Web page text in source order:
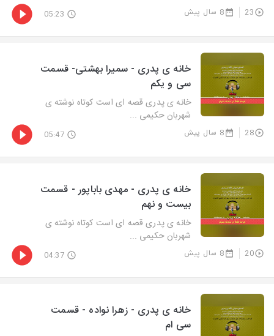
23 8 سال پیش 05:23
خانه ی پدری - سمیرا بهشتی- قسمت
سی و یکم
خانه ی پدری قصه ای است کوتاه نوشته ی
شهربان حکیمی ...
28 8 سال پیش 05:47
خانه ی پدری - مهدی باباپور - قسمت
بیست و نهم
خانه ی پدری قصه ای است کوتاه نوشته ی
شهربان حکیمی ...
20 8 سال پیش 04:37
خانه ی پدری - زهرا نواده - قسمت
سی ام